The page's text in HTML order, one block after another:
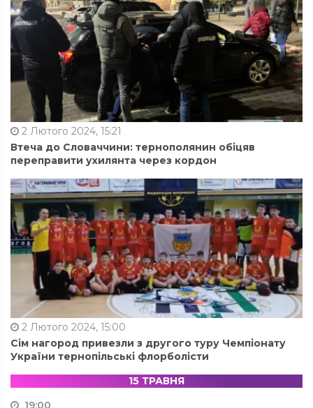
2 Лютого 2024, 15:21
Втеча до Словаччини: тернополянин обіцяв
переправити ухилянта через кордон
2 Лютого 2024, 15:00
Сім нагород привезли з другого туру Чемпіонату
України тернопільські флорболісти
15 ТРАВНЯ
19:00